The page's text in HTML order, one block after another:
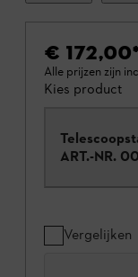
€ 172,00*
Alle prijzen zijn
Kies product
ART.-NR.
Vergelijken